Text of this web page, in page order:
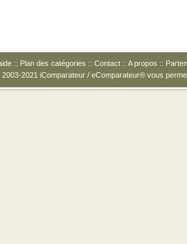
:: Plan des catégories :: Contact :: A propos ::
2021 iComparateur / eComparateur® vous